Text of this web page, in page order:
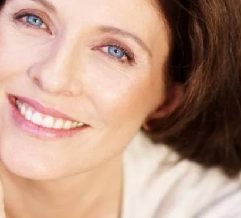
chegaram
lá!